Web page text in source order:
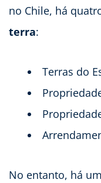
no Chile, há
terra:
Terras do
No entanto, há